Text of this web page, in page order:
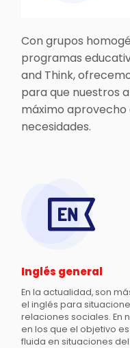
Con grupos
programas
and Think,
para que nuestros
máximo aprovecho
necesidades.
Inglés general
En la actualidad, son
el inglés para
relaciones sociales. En
en los que el objetivo
fluida en situaciones